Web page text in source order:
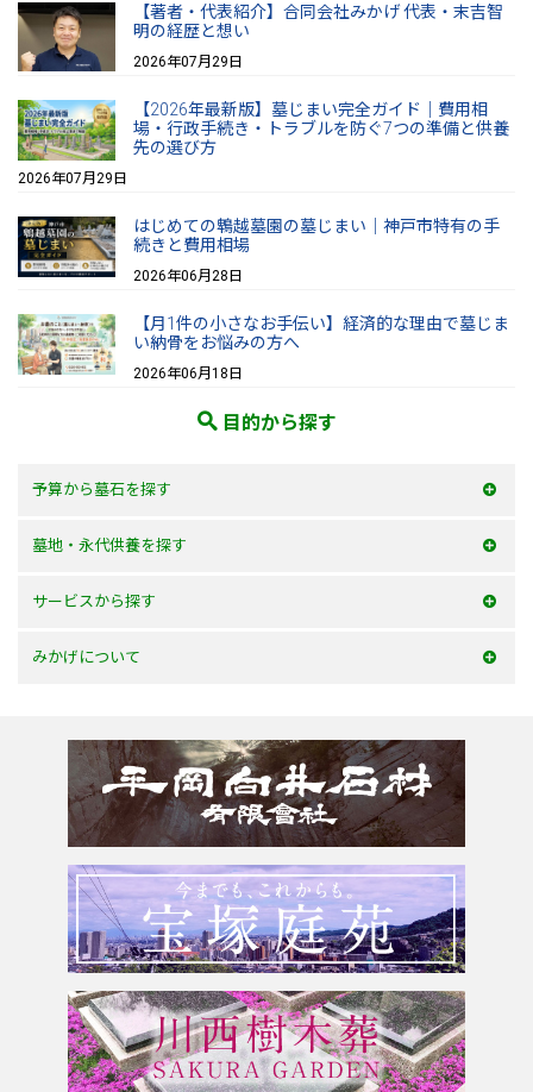
【著者・代表紹介】合同会社みかげ 代表・末吉智
明の経歴と想い
2026年07月29日
【2026年最新版】墓じまい完全ガイド｜費用相
場・行政手続き・トラブルを防ぐ7つの準備と供養
先の選び方
2026年07月29日
はじめての鵯越墓園の墓じまい｜神戸市特有の手
続きと費用相場
2026年06月28日
【月1件の小さなお手伝い】経済的な理由で墓じま
い納骨をお悩みの方へ
2026年06月18日
目的から探す
予算から墓石を探す
50万以内
100万以内
150万以内
墓地・永代供養を探す
大阪府
兵庫県
奈良県
和歌山県
サービスから探す
お墓を建てる
墓じまい・改葬
追加文字彫刻
みかげについて
会社案内
よくあるご質問
お問合せ